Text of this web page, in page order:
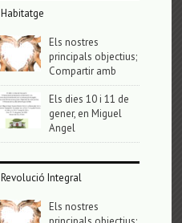
Habitatge
Els nostres
principals objectius;
Compartir amb
Els dies 10 i 11 de
gener, en Miguel
Angel
Revolució Integral
Els nostres